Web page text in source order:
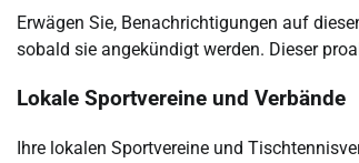
Erwägen Sie, Benachrichtigungen auf
sobald sie angekündigt werden. Dieser
Lokale Sportvereine und Verbände
Ihre lokalen Sportvereine und